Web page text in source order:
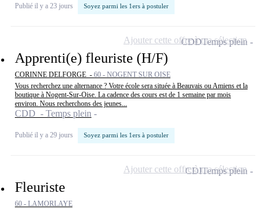
Publié il y a 23 jours Soyez parmi les 1ers à postuler
Apprenti(e) fleuriste (H/F)
CORINNE DELFORGE - 60 - NOGENT SUR OISE
Vous recherchez une alternance ? Votre école sera située à Beauvais ou Amiens et la
boutique à Nogent-Sur-Oise. La cadence des cours est de 1 semaine par mois
environ. Nous recherchons des jeunes...
CDD - Temps plein
Publié il y a 29 jours Soyez parmi les 1ers à postuler
CDDTemps plein
Ajouter cette offre à ma sélection
Fleuriste
60 - LAMORLAYE
CDITemps plein
Ajouter cette offre à ma sélection